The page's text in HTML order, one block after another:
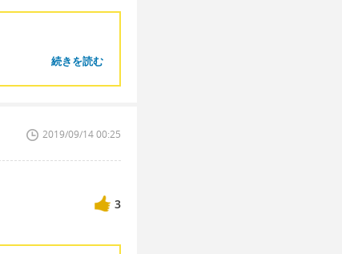
続きを読む
2019/09/14 00:25
3